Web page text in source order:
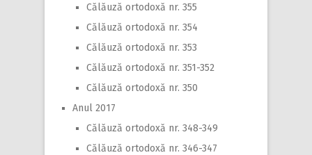
Călăuză ortodoxă nr. 355
Călăuză ortodoxă nr. 354
Călăuză ortodoxă nr. 353
Călăuză ortodoxă nr. 351-352
Călăuză ortodoxă nr. 350
Anul 2017
Călăuză ortodoxă nr. 348-349
Călăuză ortodoxă nr. 346-347